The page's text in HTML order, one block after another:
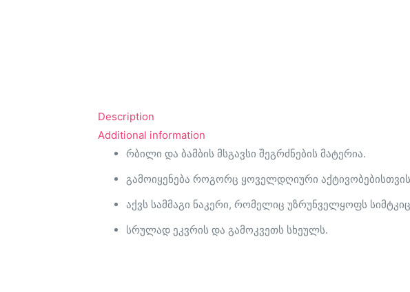
Description
Additional information
რბილი და ბამბის მსგავსი შეგრძნების მატერია.
გამოიყენება როგორც ყოველდღიური
აქვს სამმაგი ნაკერი, რომელიც უზრუნველყოფს
სრულად ეკვრის და გამოკვეთს სხეულს.